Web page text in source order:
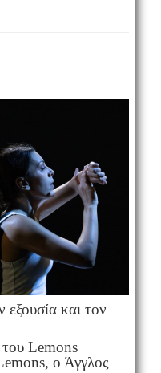
εξουσία και τον
Lemons
ο Άγγλος